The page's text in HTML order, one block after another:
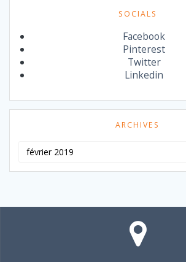
SOCIALS
Facebook
Pinterest
Twitter
Linkedin
ARCHIVES